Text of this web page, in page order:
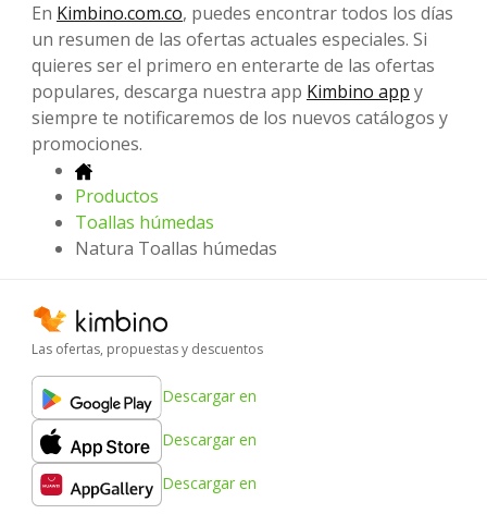
En Kimbino.com.co, puedes encontrar todos los días
un resumen de las ofertas actuales especiales. Si
quieres ser el primero en enterarte de las ofertas
populares, descarga nuestra app Kimbino app y
siempre te notificaremos de los nuevos catálogos y
promociones.
Productos
Toallas húmedas
Natura Toallas húmedas
Las ofertas, propuestas y descuentos
Descargar en
Descargar en
Descargar en